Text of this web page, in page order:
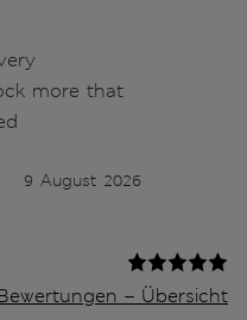
more that
9 August 2026
– Übersicht